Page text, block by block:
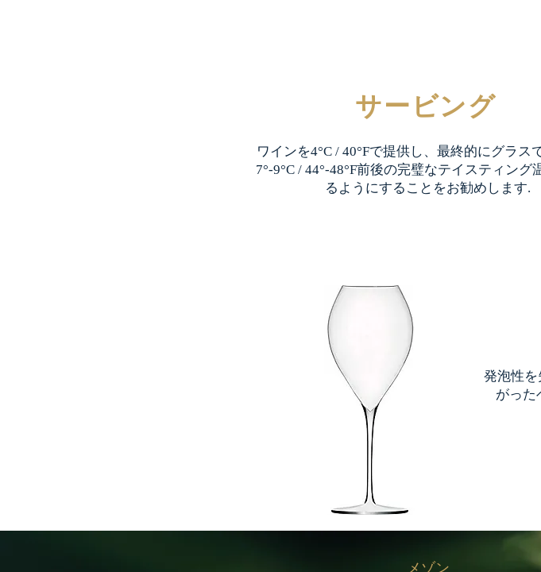
サービング
ワインを4°C / 40°Fで提供し、最終的にグラス
7°-9°C / 44°-48°F前後の完璧なテイスティング
るようにすることをお勧めします.
発泡性
がった
メゾン